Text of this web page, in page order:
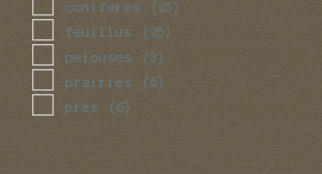
coniferes (25)
feuillus (25)
pelouses (3)
prairies (6)
pres (6)